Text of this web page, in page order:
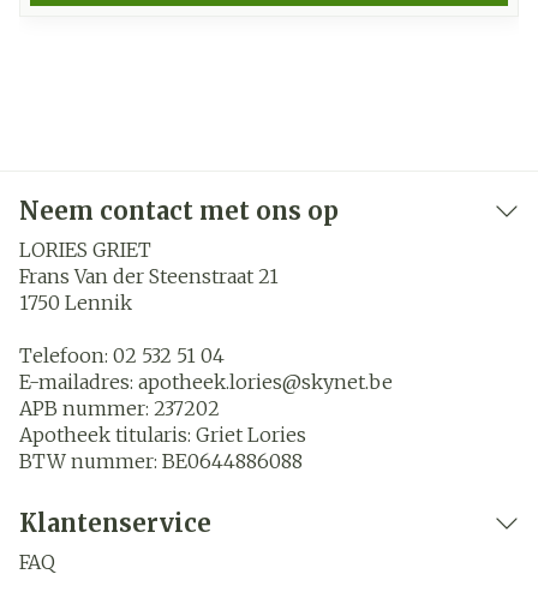
Neem contact met ons op
LORIES GRIET
Frans Van der Steenstraat 21
1750 Lennik
Telefoon: 02 532 51 04
E-mailadres: apotheek.lories@skynet.be
APB nummer: 237202
Apotheek titularis: Griet Lories
BTW nummer: BE0644886088
Klantenservice
FAQ